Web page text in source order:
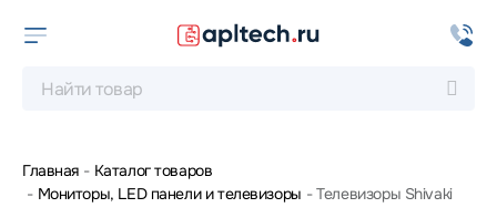
Главная
Каталог товаров
Мониторы, LED панели и телевизоры
Телевизоры Shivaki